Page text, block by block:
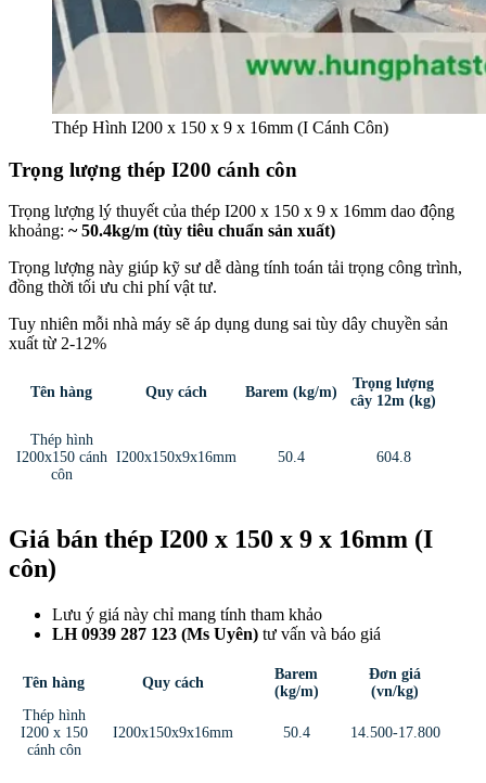
Thép Hình I200 x 150 x 9 x 16mm (I Cánh Côn)
Trọng lượng thép I200 cánh côn
Trọng lượng lý thuyết của thép I200 x 150 x 9 x 16mm dao động
khoảng: ~ 50.4kg/m (tùy tiêu chuẩn sản xuất)
Trọng lượng này giúp kỹ sư dễ dàng tính toán tải trọng công trình,
đồng thời tối ưu chi phí vật tư.
Tuy nhiên mỗi nhà máy sẽ áp dụng dung sai tùy dây chuyền sản
xuất từ 2-12%
Tên hàng Quy cách Barem (kg/m)
Trọng lượng
cây 12m (kg)
Thép hình
I200x150 cánh
côn
I200x150x9x16mm 50.4 604.8
Giá bán thép I200 x 150 x 9 x 16mm (I
côn)
Lưu ý giá này chỉ mang tính tham khảo
LH 0939 287 123 (Ms Uyên) tư vấn và báo giá
Tên hàng Quy cách
Barem
(kg/m)
Đơn giá
(vn/kg)
Thép hình
I200 x 150
cánh côn
I200x150x9x16mm 50.4 14.500-17.800